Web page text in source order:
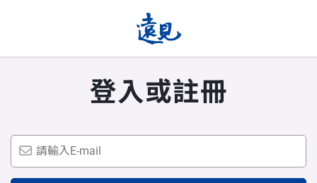
登入或註冊